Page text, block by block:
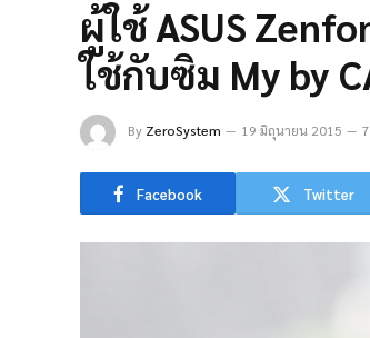
ผู้ใช้ ASUS
ใช้กับซิม My by
By ZeroSystem 19 มิถุนายน 2015
Facebook Twitter